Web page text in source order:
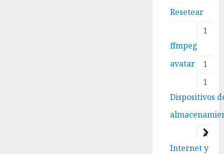
Resetear
1
ffmpeg
1
avatar
1
Dispositivos
4
Internet y